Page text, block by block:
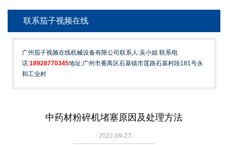
联系茄子视频在线
广州茄子视频在线机械设备有限公司联系人:吴小姐 联系电
话:18928770345地址:广州市番禺区石基镇市莲路石基村段181号永
和工业村
中药材粉碎机堵塞原因及处理方法
- 2022-09-27-